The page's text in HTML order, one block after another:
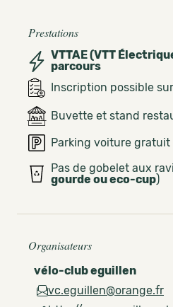
Prestations
VTTAE (VTT
parcours
Inscription possible
Buvette et stand
Parking voiture gratuit
Pas de gobelet aux
gourde ou eco-cup)
Organisateurs
vélo-club eguillen
vc.eguillen@orange.fr